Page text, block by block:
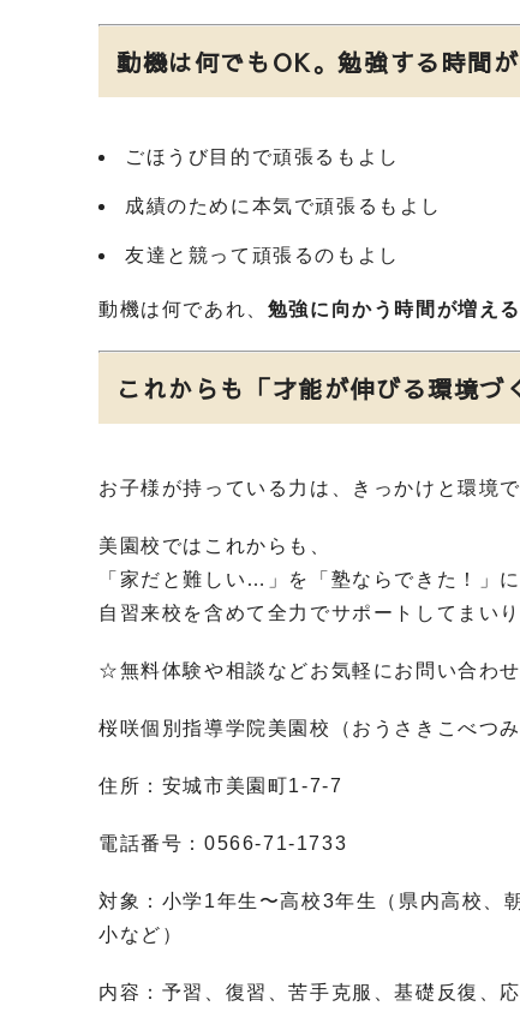
動機は何でもOK。勉強する時間
ごほうび目的で頑張るもよし
成績のために本気で頑張るもよし
友達と競って頑張るのもよし
動機は何であれ、 勉強に向かう時間が増え
これからも「才能が伸びる環境づ
お子様が持っている力は、きっかけと環境
美園校ではこれからも、
「家だと難しい…」を「塾ならできた！」
自習来校を含めて全力でサポートしてまいり
☆無料体験や相談などお気軽にお問い合わ
桜咲個別指導学院美園校（おうさきこべつみ
住所：安城市美園町1-7-7
電話番号： 0566-71-1733
対象：小学 1年生〜高校3年生（県内高校、
小など）
内容：予習、復習、苦手克服、基礎反復、